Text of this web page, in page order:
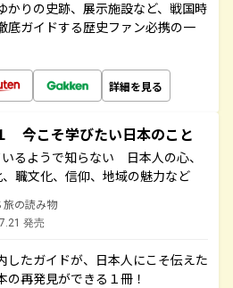
かりの史跡、展示施設など、戦国時
底ガイドする歴史ファン必携の一
詳細を見る
今こそ学びたい日本のこと
るようで知らない 日本人の心、
職文化、信仰、地域の魅力など
旅の読み物
発売
したガイドが、日本人にこそ伝えた
再発見ができる１冊！